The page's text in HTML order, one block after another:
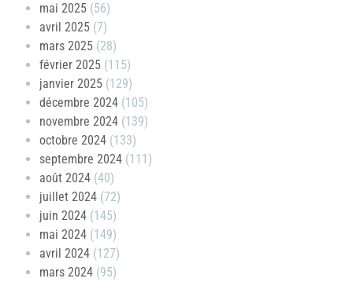
mai 2025 (56)
avril 2025 (7)
mars 2025 (28)
février 2025 (115)
janvier 2025 (129)
décembre 2024 (105)
novembre 2024 (139)
octobre 2024 (133)
septembre 2024 (111)
août 2024 (40)
juillet 2024 (72)
juin 2024 (145)
mai 2024 (149)
avril 2024 (127)
mars 2024 (95)